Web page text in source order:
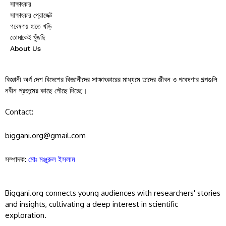
সাক্ষাৎকার
সাক্ষাৎকার প্রোজেক্ট
গবেষণায় হাতে খড়ি
তোমাকেই খুঁজছি
About Us
বিজ্ঞানী অর্গ দেশ বিদেশের বিজ্ঞানীদের সাক্ষাৎকারের মাধ্যমে তাদের জীবন ও গবেষণার গল্পগুলি
নবীন প্রজন্মের কাছে পৌছে দিচ্ছে।
Contact:
biggani.org@gmail.com
সম্পাদক: মোঃ মঞ্জুরুল ইসলাম
Biggani.org connects young audiences with researchers' stories
and insights, cultivating a deep interest in scientific
exploration.